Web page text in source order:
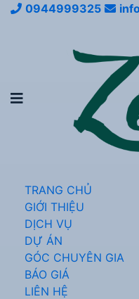
0944999325
TRANG CHỦ
GIỚI THIỆU
DỊCH VỤ
DỰ ÁN
GÓC CHUYÊN GIA
BÁO GIÁ
LIÊN HỆ